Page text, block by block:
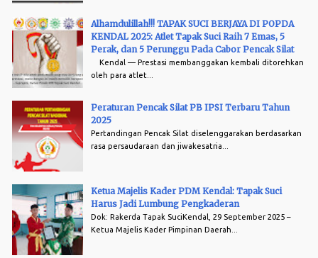
Alhamdulillah!!! TAPAK SUCI BERJAYA DI POPDA
KENDAL 2025: Atlet Tapak Suci Raih 7 Emas, 5
Perak, dan 5 Perunggu Pada Cabor Pencak Silat
Kendal — Prestasi membanggakan kembali ditorehkan
oleh para atlet...
Peraturan Pencak Silat PB IPSI Terbaru Tahun
2025
Pertandingan Pencak Silat diselenggarakan berdasarkan
rasa persaudaraan dan jiwakesatria...
Ketua Majelis Kader PDM Kendal: Tapak Suci
Harus Jadi Lumbung Pengkaderan
Dok: Rakerda Tapak SuciKendal, 29 September 2025 –
Ketua Majelis Kader Pimpinan Daerah...